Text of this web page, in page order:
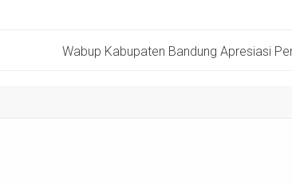
Wabup Kabupaten Bandung Apresiasi